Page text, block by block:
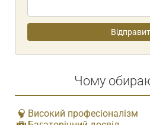
Чому
Високий професіоналізм